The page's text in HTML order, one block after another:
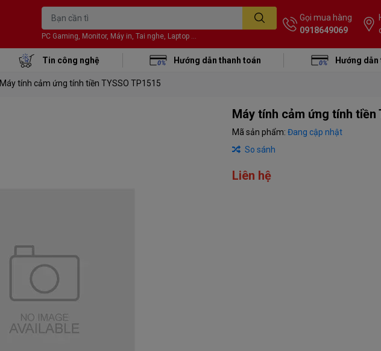
PC Gaming, Monitor, Máy in, Tai nghe, Laptop ...
Gọi mua hàng
0918649069
Tin công nghệ Hướng dẫn thanh toán Hướng
Máy tính cảm ứng tính tiền TYSSO TP1515
Máy tính cảm ứng tính tiền
Mã sản phẩm: Đang cập nhật
So sánh
Liên hệ